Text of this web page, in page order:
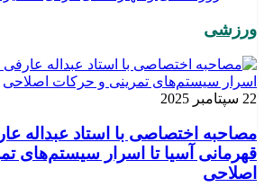
ورزشی
22 سپتامبر 2025
مصاحبه اختصاصی با استاد عبداله
قهرمانی آسیا تا اسرار سیستم‌های
اصلاحی